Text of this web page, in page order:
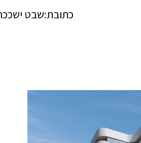
כתובת:שבט